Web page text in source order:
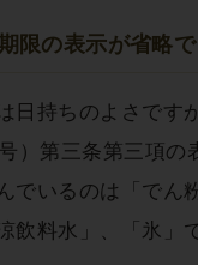
限の表示が省略
日持ちのよさです
）第三条第三項の
でいるのは「でん
飲料水」、「氷」